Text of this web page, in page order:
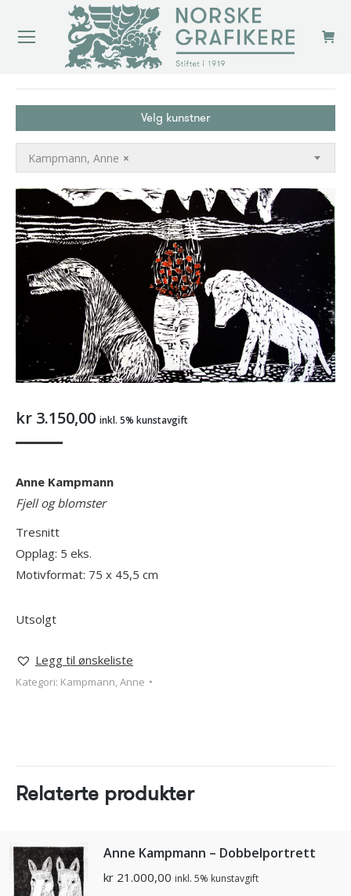
Velg kunstner
×
Kampmann, Anne
kr 3.150,00 inkl. 5% kunstavgift
Anne Kampmann
Fjell og blomster
Tresnitt
Opplag: 5 eks.
Motivformat: 75 x 45,5 cm
Utsolgt
Legg til ønskeliste
Kategori: Kampmann, Anne
Relaterte produkter
Anne Kampmann – Dobbelportrett
kr 21.000,00 inkl. 5% kunstavgift